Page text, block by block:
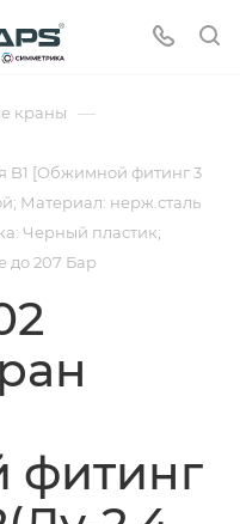
краны —
B1 [Обжимной фитинг 3
Материал: нерж.сталь
Черный пластик;
до 207 Бар